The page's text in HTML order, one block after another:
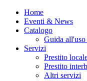
Home
Eventi & News
Catalogo
Guida
Servizi
Prestito
Prestito
Altri servizi